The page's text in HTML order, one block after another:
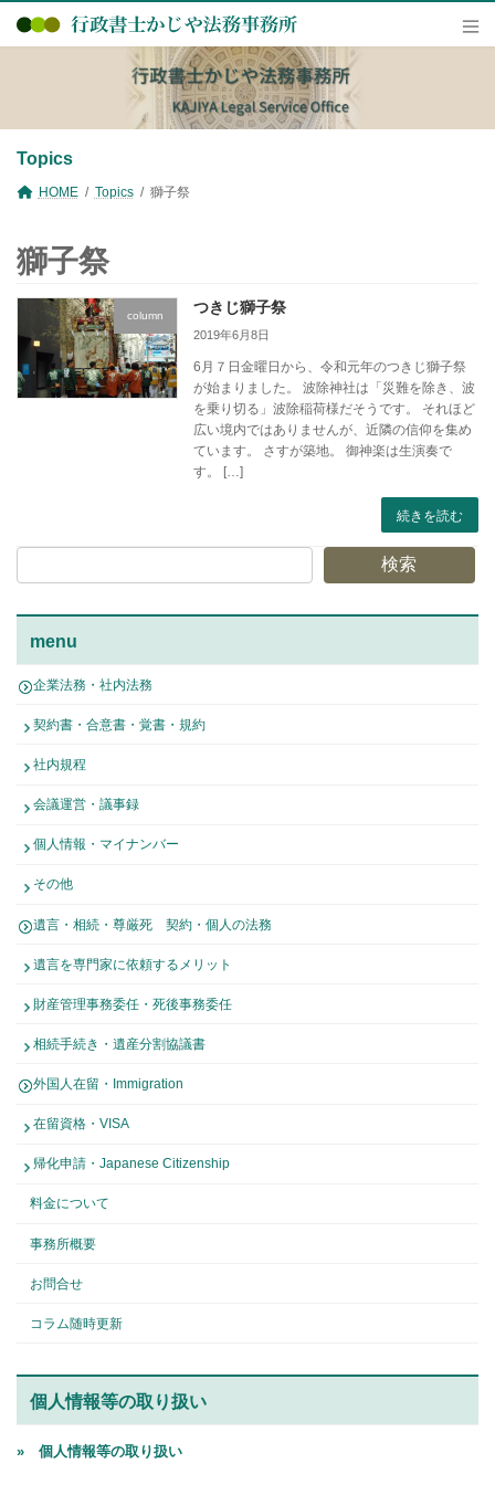
テ
ス
ゲ
ン
Topics
HOME Topics 獅子祭
獅子祭
column つきじ獅子祭
2019年6月8日
6月７日金曜日から、令和元年のつきじ獅子祭
が始まりました。 波除神社は「災難を除き、波
を乗り切る」波除稲荷様だそうです。 それほど
広い境内ではありませんが、近隣の信仰を集め
ています。 さすが築地。 御神楽は生演奏で
す。 […]
続きを読む
検索
menu
企業法務・社内法務
契約書・合意書・覚書・規約
社内規程
会議運営・議事録
個人情報・マイナンバー
その他
遺言・相続・尊厳死 契約・個人の法務
遺言を専門家に依頼するメリット
財産管理事務委任・死後事務委任
相続手続き・遺産分割協議書
外国人在留・Immigration
在留資格・VISA
帰化申請・Japanese Citizenship
料金について
事務所概要
お問合せ
コラム随時更新
個人情報等の取り扱い
» 個人情報等の取り扱い